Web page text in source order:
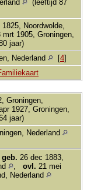
(leeftijd 87
1825, Noordwolde,
mrt 1905, Groningen,
jaar)
Nederland [4]
Groningen,
1927, Groningen,
jaar)
Nederland
geb. 26 dec 1883,
, ovl. 21 mei
Nederland